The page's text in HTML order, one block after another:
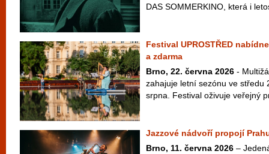
DAS SOMMERKINO, která i
Festival UPROSTŘED
a zdarma
Brno, 22. června 2026 -
zahajuje letní sezónu ve středu
srpna. Festival oživuje veřejný
Jazzové nádvoří propojí
Brno, 11. června 2026 –